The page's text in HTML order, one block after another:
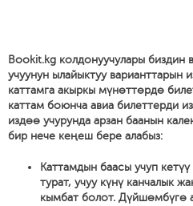
Bookit.kg колдонуучулары биздин
учуунун ылайыктуу варианттарын
каттамга акыркы мүнөттөрдө
каттам боюнча авиа билеттерди
издөө учурунда арзан баанын
бир нече кеңеш бере алабыз:
Каттамдын баасы учуп
турат, учуу күнү канчалык
кымбат болот. Дүйшөмбүгө